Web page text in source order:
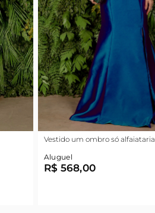
Vestido um ombro só alfaiataria
Aluguel
R$ 568,00